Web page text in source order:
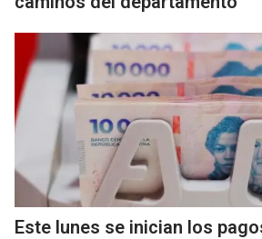
Este lunes se inician los